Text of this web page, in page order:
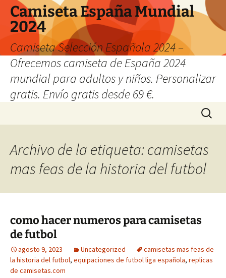
Camiseta España Mundial
2024
Camiseta Selección Española 2024 –
Ofrecemos camiseta de España 2024
mundial para adultos y niños. Personalizar
gratis. Envío gratis desde 69 €.
Buscar:
Archivo de la etiqueta: camisetas
mas feas de la historia del futbol
como hacer numeros para camisetas
de futbol
agosto 9, 2023 Uncategorized
camisetas mas feas de
la historia del futbol, equipaciones de futbol liga española, replicas
de camisetas.com